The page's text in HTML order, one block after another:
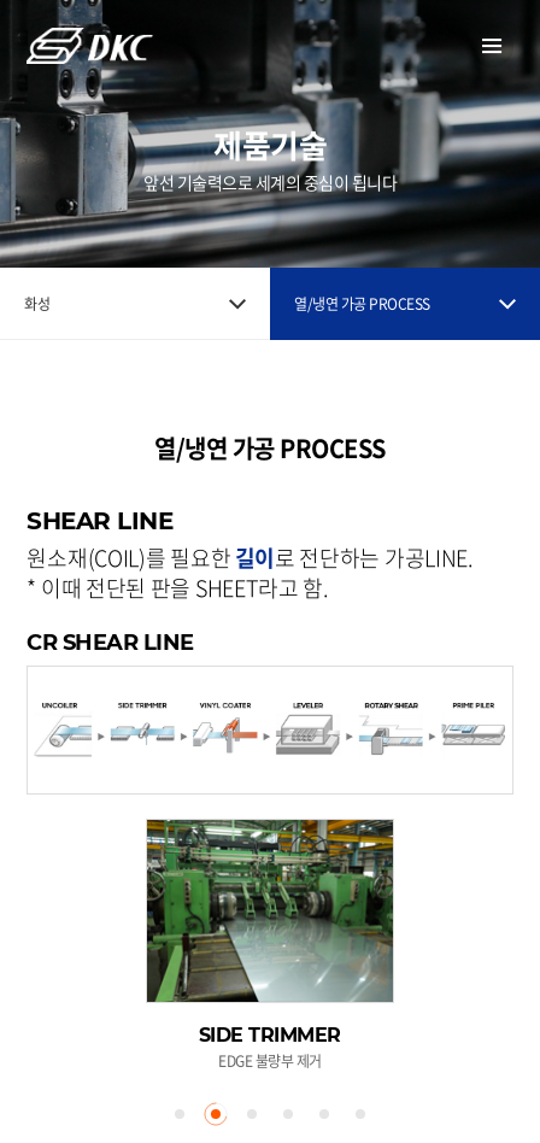
제품기술
앞선 기술력으로 세계의 중심이 됩니다
화성 열/냉연 가공 PROCESS
열/냉연 가공 PROCESS
SHEAR LINE
원소재(COIL)를 필요한길이로 전단하는 가공LINE.
* 이때 전단된 판을 SHEET라고 함.
CR SHEAR LINE
SIDE TRIMMER
EDGE 불량부 제거